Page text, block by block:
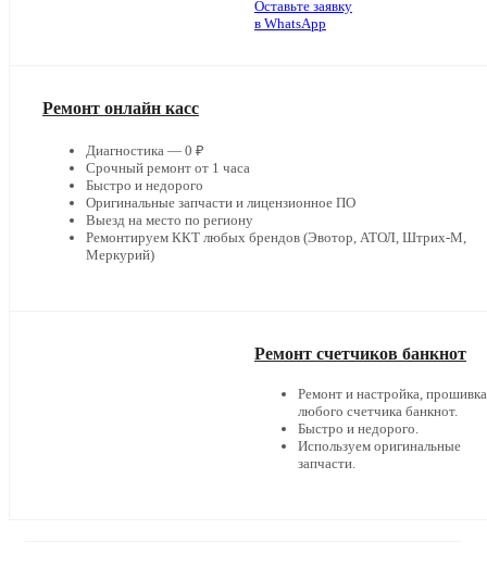
Оставьте заявку
в WhatsApp
Ремонт онлайн касс
Диагностика — 0 ₽
Срочный ремонт от 1 часа
Быстро и недорого
Оригинальные запчасти и лицензионное ПО
Выезд на место по региону
Ремонтируем ККТ любых брендов (Эвотор, АТОЛ, Штрих-М,
Меркурий)
Ремонт счетчиков банкнот
Ремонт и настройка, прошивка
любого счетчика банкнот.
Быстро и недорого.
Используем оригинальные
запчасти.